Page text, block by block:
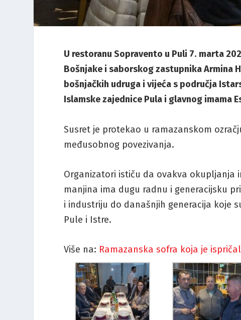
U restoranu Sopravento u Puli 7. marta
Bošnjake i saborskog zastupnika Armina
bošnjačkih udruga i vijeća s područja
Islamske zajednice Pula i glavnog imama
Susret je protekao u ramazanskom
međusobnog povezivanja.
Organizatori ističu da ovakva
manjina ima dugu radnu i generacijsku
i industriju do današnjih generacija koje
Pule i Istre.
Više na: Ramazanska sofra koja je